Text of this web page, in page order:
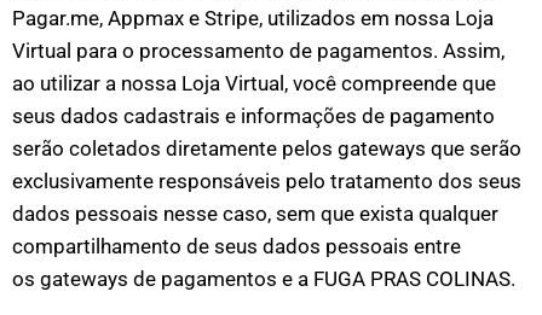
Pagar.me, Appmax e Stripe, utilizados em nossa Loja
Virtual para o processamento de pagamentos. Assim,
ao utilizar a nossa Loja Virtual, você compreende que
seus dados cadastrais e informações de pagamento
serão coletados diretamente pelos gateways que serão
exclusivamente responsáveis pelo tratamento dos seus
dados pessoais nesse caso, sem que exista qualquer
compartilhamento de seus dados pessoais entre
os gateways de pagamentos e a FUGA PRAS COLINAS.